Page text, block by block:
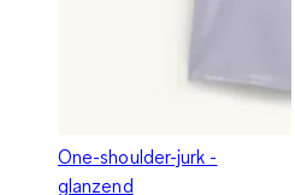
One-shoulder-jurk -
glanzend